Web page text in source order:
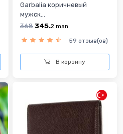
Garbalia коричневый
мужск...
368345.2 man
59 отзыв(ов)
В корзину